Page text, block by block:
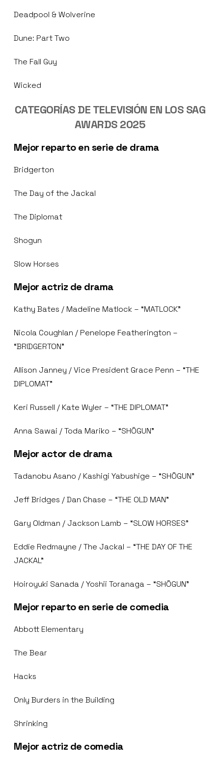
Deadpool & Wolverine
Dune: Part Two
The Fall Guy
Wicked
CATEGORÍAS DE TELEVISIÓN EN LOS SAG
AWARDS 2025
Mejor reparto en serie de drama
Bridgerton
The Day of the Jackal
The Diplomat
Shogun
Slow Horses
Mejor actriz de drama
Kathy Bates / Madeline Matlock – “MATLOCK”
Nicola Coughlan / Penelope Featherington –
“BRIDGERTON”
Allison Janney / Vice President Grace Penn – “THE
DIPLOMAT”
Keri Russell / Kate Wyler – “THE DIPLOMAT”
Anna Sawai / Toda Mariko – “SHŌGUN”
Mejor actor de drama
Tadanobu Asano / Kashigi Yabushige – “SHŌGUN”
Jeff Bridges / Dan Chase – “THE OLD MAN”
Gary Oldman / Jackson Lamb – “SLOW HORSES”
Eddie Redmayne / The Jackal – “THE DAY OF THE
JACKAL”
Hoiroyuki Sanada / Yoshii Toranaga – “SHŌGUN”
Mejor reparto en serie de comedia
Abbott Elementary
The Bear
Hacks
Only Burders in the Building
Shrinking
Mejor actriz de comedia